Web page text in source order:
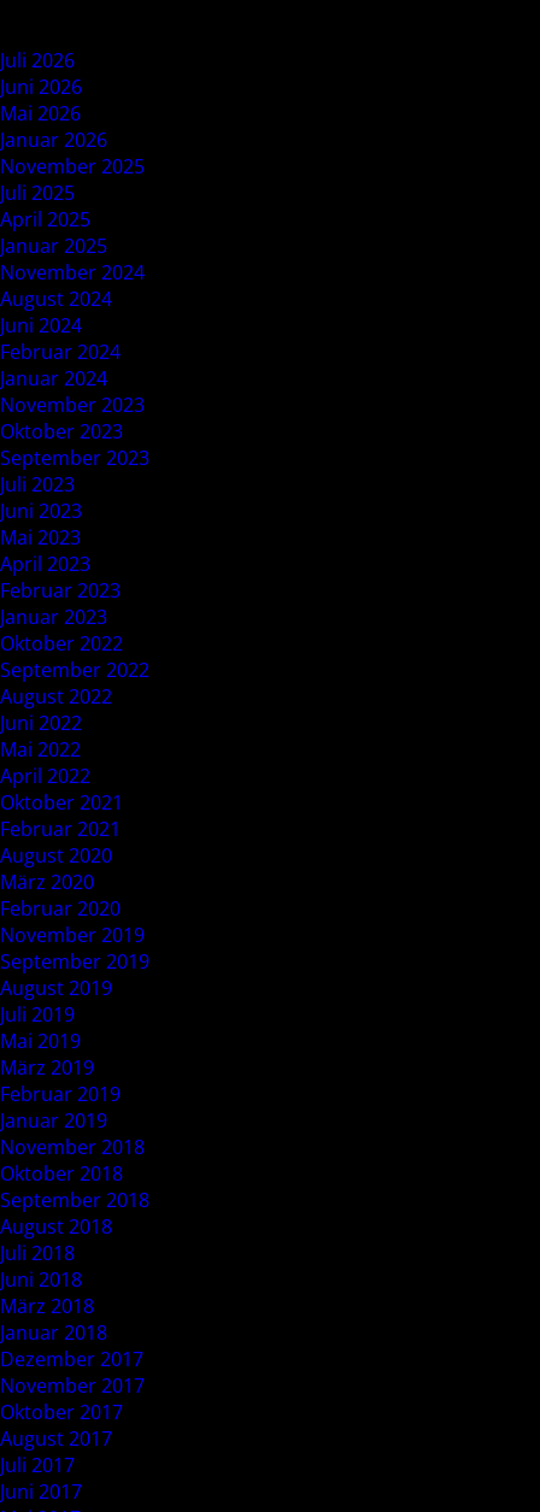
Juli 2026
Juni 2026
Mai 2026
Januar 2026
November 2025
Juli 2025
April 2025
Januar 2025
November 2024
August 2024
Juni 2024
Februar 2024
Januar 2024
November 2023
Oktober 2023
September 2023
Juli 2023
Juni 2023
Mai 2023
April 2023
Februar 2023
Januar 2023
Oktober 2022
September 2022
August 2022
Juni 2022
Mai 2022
April 2022
Oktober 2021
Februar 2021
August 2020
März 2020
Februar 2020
November 2019
September 2019
August 2019
Juli 2019
Mai 2019
März 2019
Februar 2019
Januar 2019
November 2018
Oktober 2018
September 2018
August 2018
Juli 2018
Juni 2018
März 2018
Januar 2018
Dezember 2017
November 2017
Oktober 2017
August 2017
Juli 2017
Juni 2017